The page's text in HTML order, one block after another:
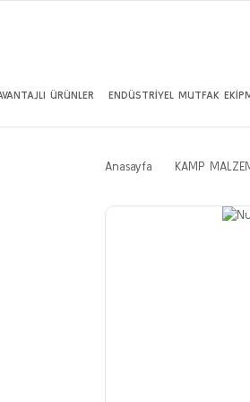
ÜRÜNLER ENDÜSTRİYEL MUTFAK
Anasayfa KAMP